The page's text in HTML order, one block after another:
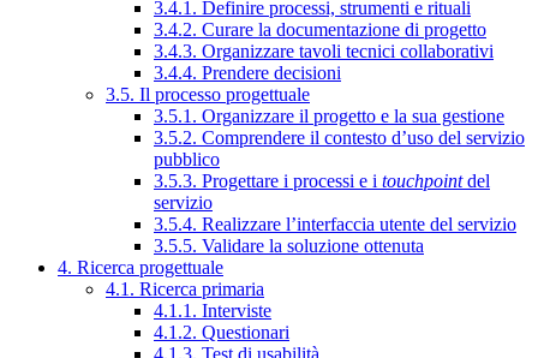
3.4.1. Definire processi, strumenti e rituali
3.4.2. Curare la documentazione di progetto
3.4.3. Organizzare tavoli tecnici collaborativi
3.4.4. Prendere decisioni
3.5. Il processo progettuale
3.5.1. Organizzare il progetto e la sua gestione
3.5.2. Comprendere il contesto d’uso del servizio
pubblico
3.5.3. Progettare i processi e i touchpointdel
servizio
3.5.4. Realizzare l’interfaccia utente del servizio
3.5.5. Validare la soluzione ottenuta
4. Ricerca progettuale
4.1. Ricerca primaria
4.1.1. Interviste
4.1.2. Questionari
4.1.3. Test di usabilità